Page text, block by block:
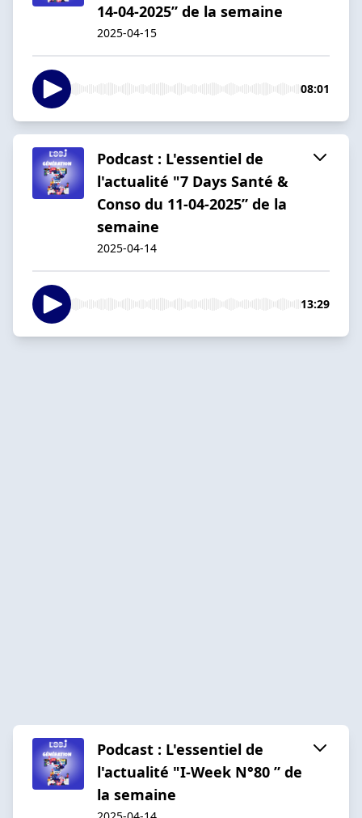
14-04-2025” de la semaine
2025-04-15
08:01
Podcast : L'essentiel de
l'actualité "7 Days Santé &
Conso du 11-04-2025” de la
semaine
2025-04-14
13:29
Podcast : L'essentiel de
l'actualité "I-Week N°80 ” de
la semaine